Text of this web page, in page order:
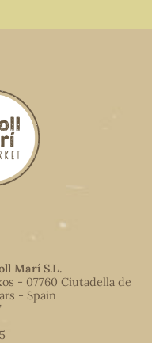
Marí S.L.
- 07760 Ciutadella de
- Spain